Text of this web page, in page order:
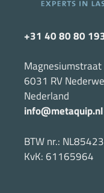
+31 40 80 80
6031 RV
Nederland
info@metaquip.nl
BTW nr.:
KvK: 61165964